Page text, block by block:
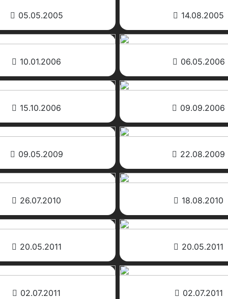
05.05.2005 14.08.2005
10.01.2006 06.05.2006
15.10.2006 09.09.2006
09.05.2009 22.08.2009
26.07.2010 18.08.2010
20.05.2011 20.05.2011
02.07.2011 02.07.2011